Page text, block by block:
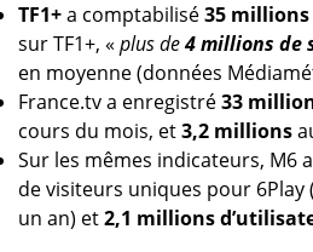
TF1+a comptabilisé35
sur TF1+, « plus de4 millions de
en moyenne (données
France.tv a enregistré33
cours du mois, et3,2 millions
Sur les mêmes indicateurs, M6
de visiteurs uniques pour 6Play
un an) et2,1 millions